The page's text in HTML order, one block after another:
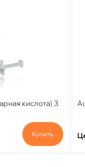
кислота) 3
Купить